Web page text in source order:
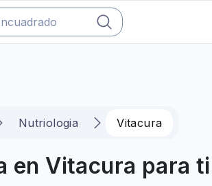
Nutriologia Vitacura
en Vitacura para ti